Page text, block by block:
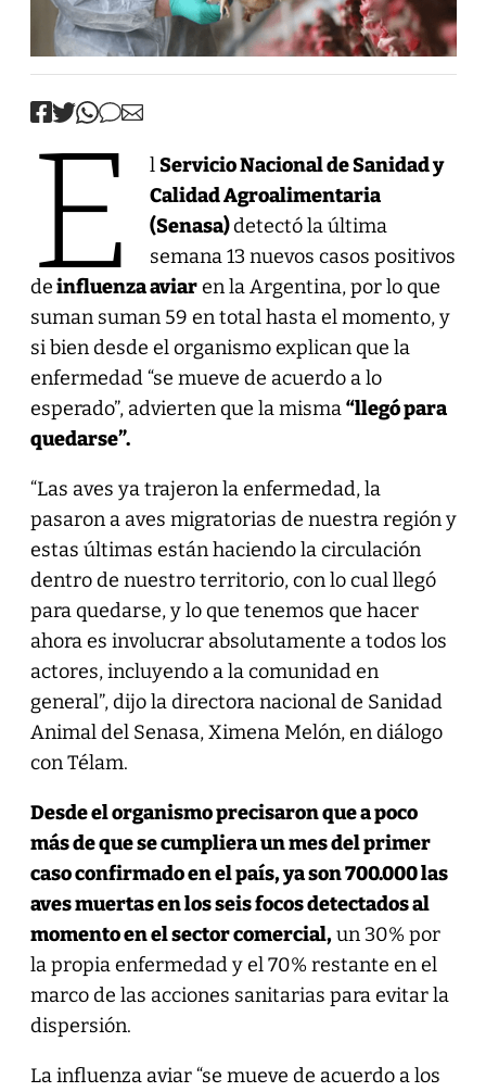
E lServicio Nacional de Sanidad y
Calidad Agroalimentaria
(Senasa)detectó la última
semana 13 nuevos casos positivos
deinfluenza aviaren la Argentina, por lo que
suman suman 59 en total hasta el momento, y
si bien desde el organismo explican que la
enfermedad “se mueve de acuerdo a lo
esperado”, advierten que la misma“llegó para
quedarse”.
“Las aves ya trajeron la enfermedad, la
pasaron a aves migratorias de nuestra región y
estas últimas están haciendo la circulación
dentro de nuestro territorio, con lo cual llegó
para quedarse, y lo que tenemos que hacer
ahora es involucrar absolutamente a todos los
actores, incluyendo a la comunidad en
general”, dijo la directora nacional de Sanidad
Animal del Senasa, Ximena Melón, en diálogo
con Télam.
Desde el organismo precisaron que a poco
más de que se cumpliera un mes del primer
caso confirmado en el país, ya son 700.000 las
aves muertas en los seis focos detectados al
momento en el sector comercial,un 30% por
la propia enfermedad y el 70% restante en el
marco de las acciones sanitarias para evitar la
dispersión.
La influenza aviar “se mueve de acuerdo a los